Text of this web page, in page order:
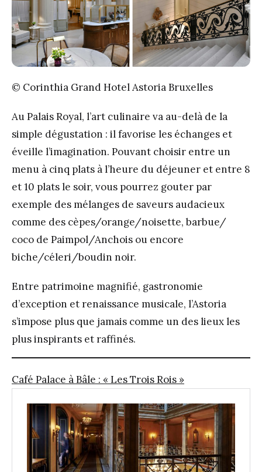
© Corinthia Grand Hotel Astoria Bruxelles
Au Palais Royal, l’art culinaire va au-delà de la
simple dégustation : il favorise les échanges et
éveille l’imagination. Pouvant choisir entre un
menu à cinq plats à l’heure du déjeuner et entre 8
et 10 plats le soir, vous pourrez gouter par
exemple des mélanges de saveurs audacieux
comme des cèpes/orange/noisette, barbue/
coco de Paimpol/Anchois ou encore
biche/céleri/boudin noir.
Entre patrimoine magnifié, gastronomie
d’exception et renaissance musicale, l’Astoria
s’impose plus que jamais comme un des lieux les
plus inspirants et raffinés.
Café Palace à Bâle : « Les Trois Rois »